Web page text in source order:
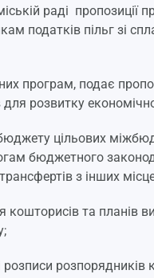
раді пропозиції
податків пільг зі
програм, подає
розвитку
цільових
бюджетного
з інших
кошторисів та планів
розпорядників